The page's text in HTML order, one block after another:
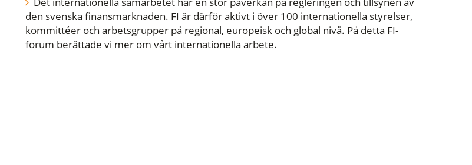
den svenska finansmarknaden. FI är därför aktivt i över 100 internationella styrelser,
kommittéer och arbetsgrupper på regional, europeisk och global nivå. På detta FI-
forum berättade vi mer om vårt internationella arbete.